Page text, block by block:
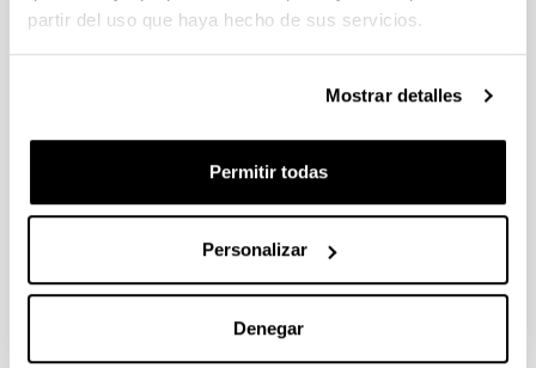
partir del uso que haya hecho de sus servicios.
Mostrar detalles
Permitir todas
Personalizar
Denegar
upgrading of bio-oils and bio-
chemicals
Libro:
Página de inicio - Página de fin:
ISBN/ISSN: